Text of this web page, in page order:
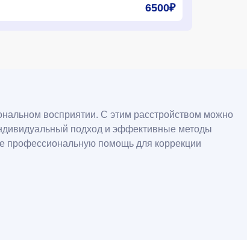
6500₽
восприятии. С этим расстройством можно
подход и эффективные методы
профессиональную помощь для коррекции